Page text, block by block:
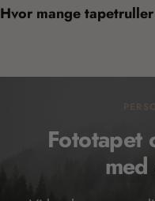
Hvor mange